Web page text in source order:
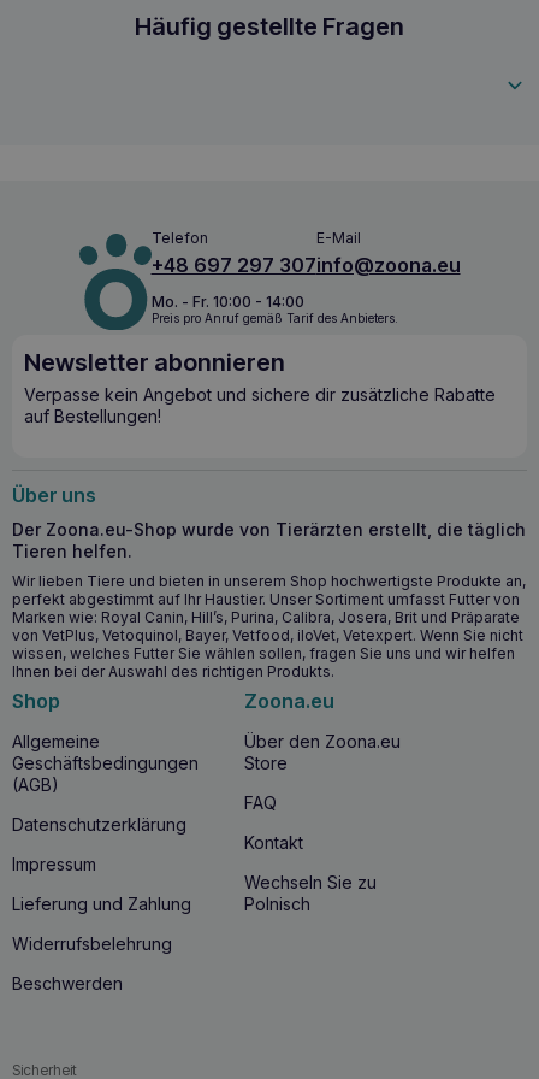
Analytische Bestandteile/100g: Ballaststoffe 36%
Feuchtigkeit 3,5% Anwendung Katzen/Hunde: 1 Tablette
HOLISTA Cistus Polyphenole 90 Tabletten
Häufig gestellte Fragen
Telefon
+48 697 297 307
E-Mail
info@zoona.eu
Mo. - Fr. 10:00 - 14:00
Preis pro Anruf gemäß Tarif des Anbieters.
Newsletter abonnieren
Verpasse kein Angebot und sichere dir zusätzliche Rabatte
auf Bestellungen!
Über uns
Der Zoona.eu-Shop wurde von Tierärzten erstellt, die täglich
Tieren helfen.
Wir lieben Tiere und bieten in unserem Shop hochwertigste Produkte an,
perfekt abgestimmt auf Ihr Haustier. Unser Sortiment umfasst Futter von
Marken wie: Royal Canin, Hill’s, Purina, Calibra, Josera, Brit und Präparate
von VetPlus, Vetoquinol, Bayer, Vetfood, iloVet, Vetexpert. Wenn Sie nicht
wissen, welches Futter Sie wählen sollen, fragen Sie uns und wir helfen
Ihnen bei der Auswahl des richtigen Produkts.
Shop
Allgemeine
Geschäftsbedingungen
(AGB)
Datenschutzerklärung
Impressum
Lieferung und Zahlung
Widerrufsbelehrung
Beschwerden
Zoona.eu
Über den Zoona.eu
Store
FAQ
Kontakt
Wechseln Sie zu
Polnisch
Sicherheit